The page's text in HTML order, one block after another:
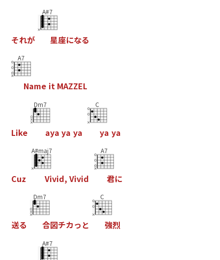
それが
A#7
星座になる
A7
Name it MAZZEL
Like
Dm7
aya ya ya
C
ya ya
Cuz
A#maj7
Vivid, Vivid
A7
君に
送る
Dm7
合図チカっ と
C
強烈
A#7